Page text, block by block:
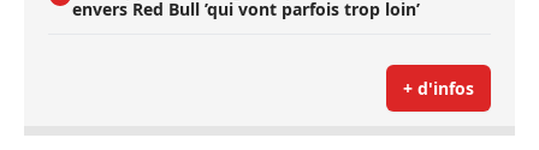
envers Red Bull ’qui vont parfois trop loin’
+ d'infos